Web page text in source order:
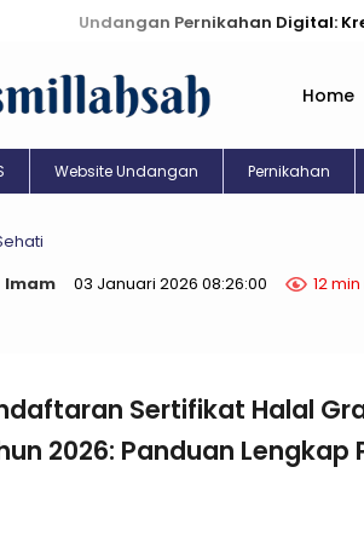
Undangan Pernikahan Digital: Kreasi
Home
Website Undangan Pernikahan
Imam
03 Januari 2026 08:26:00 12
Sertifikat Halal
2026: Panduan Lengkap